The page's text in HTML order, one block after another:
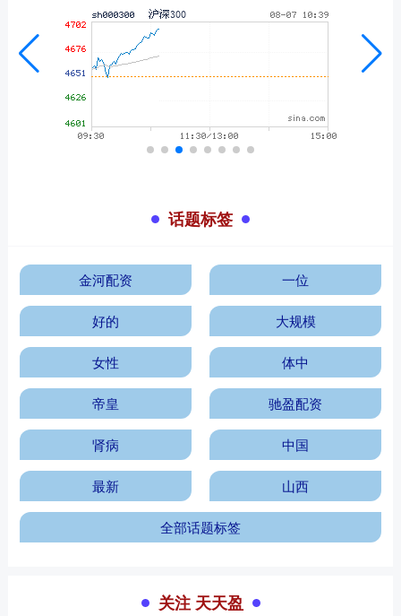
话题标签
金河配资 一位
好的 大规模
女性 体中
帝皇 驰盈配资
肾病 中国
最新 山西
全部话题标签
关注 天天盈